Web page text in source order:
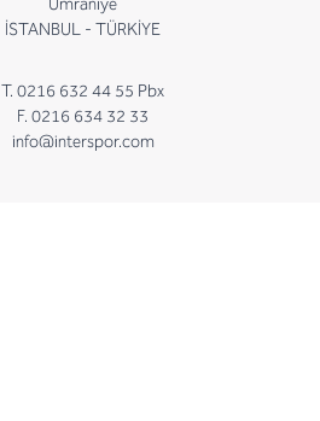
İSTANBUL - TÜRKİYE
T. 0216 632 44 55 Pbx
F. 0216 634 32 33
info@interspor.com